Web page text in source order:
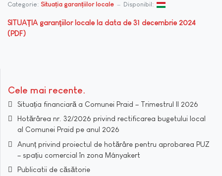
Categorie: Situația garanțiilor locale Disponibil:
SITUAŢIA garanţiilor locale la data de 31 decembrie 2024
(PDF)
Cele mai recente
Situația financiară a Comunei Praid – Trimestrul II 2026
Hotărârea nr. 32/2026 privind rectificarea bugetului local
al Comunei Praid pe anul 2026
Anunț privind proiectul de hotărâre pentru aprobarea PUZ
– spațiu comercial în zona Mányakert
Publicatii de căsătorie